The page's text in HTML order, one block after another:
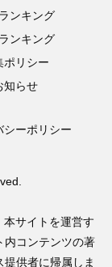
ンキング
ンキング
ポリシー
知らせ
シーポリシー
本サイトを運営す
内コンテンツの著
供者に帰属しま